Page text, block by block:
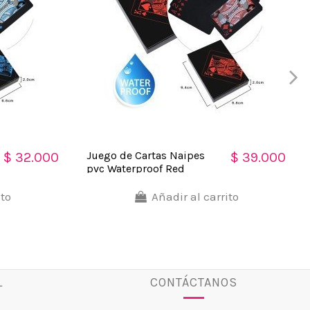
$ 32.000
Juego de Cartas Naipes
pvc Waterproof Red
$ 39.000
Añadir al carrito
CONTÁCTANOS